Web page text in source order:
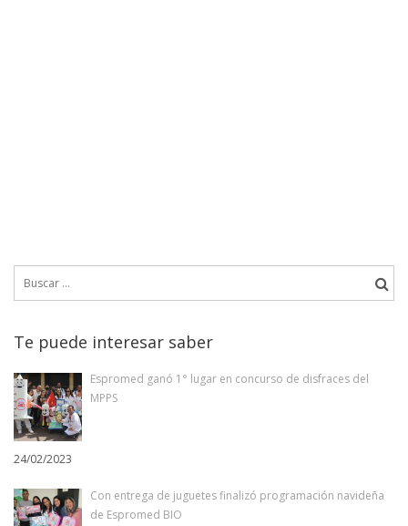
Te puede interesar saber
Espromed ganó 1° lugar en concurso de disfraces del
MPPS
24/02/2023
Con entrega de juguetes finalizó programación navideña
de Espromed BIO